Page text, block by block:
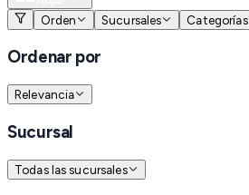
Orden
Sucursales Categorías
Ordenar por
Relevancia
Sucursal
Todas las sucursales